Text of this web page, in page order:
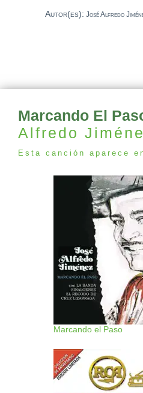
Autor(es): José Alfredo
Marcando El
Alfredo
Esta canción aparece
Marcando el Paso